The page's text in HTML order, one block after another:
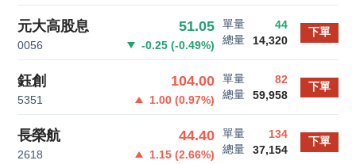
元大高股息 51.05
0056 -0.25 (-0.49%)
單量
44
總量
14,320
下單
鈺創 104.00
5351 1.00 (0.97%)
單量
82
總量
59,958
下單
長榮航 44.40
2618 1.15 (2.66%)
單量
134
總量
37,154
下單